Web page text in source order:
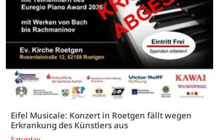
Eifel Musicale: Konzert in Roetgen fällt wegen
Erkrankung des Künstlers aus